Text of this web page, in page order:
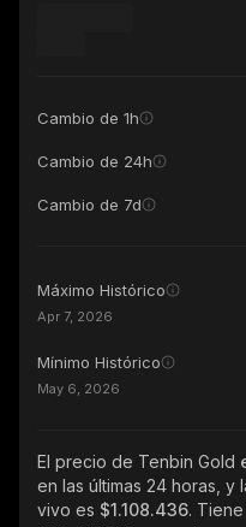
Cambio de 1h
Cambio de 24h
Cambio de 7d
Máximo Histórico
Apr 7, 2026
Mínimo Histórico
May 6, 2026
El precio de Tenbin Gold
en las últimas 24 horas,
vivo es $1.108.436.